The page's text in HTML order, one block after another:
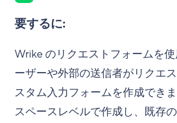
要するに:
Wrike のリクエストフォームを
ーザーや外部の送信者がリクエ
スタム入力フォームを作成でき
スペースレベルで作成し、既存